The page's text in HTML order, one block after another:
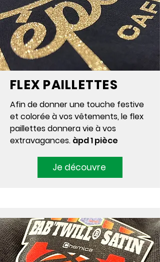
FLEX PAILLETTES
Afin de donner une touche festive
et colorée à vos vêtements, le flex
paillettes donnera vie à vos
extravagances. àpd 1 pièce
Je découvre